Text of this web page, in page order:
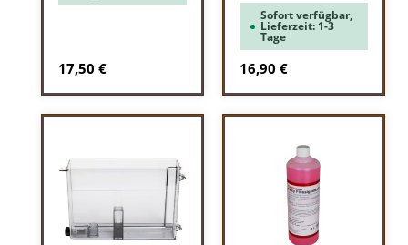
Regulärer Preis:
17,50 €
Sofort verfügbar,
Lieferzeit: 1-3
Tage
Regulärer Preis:
16,90 €